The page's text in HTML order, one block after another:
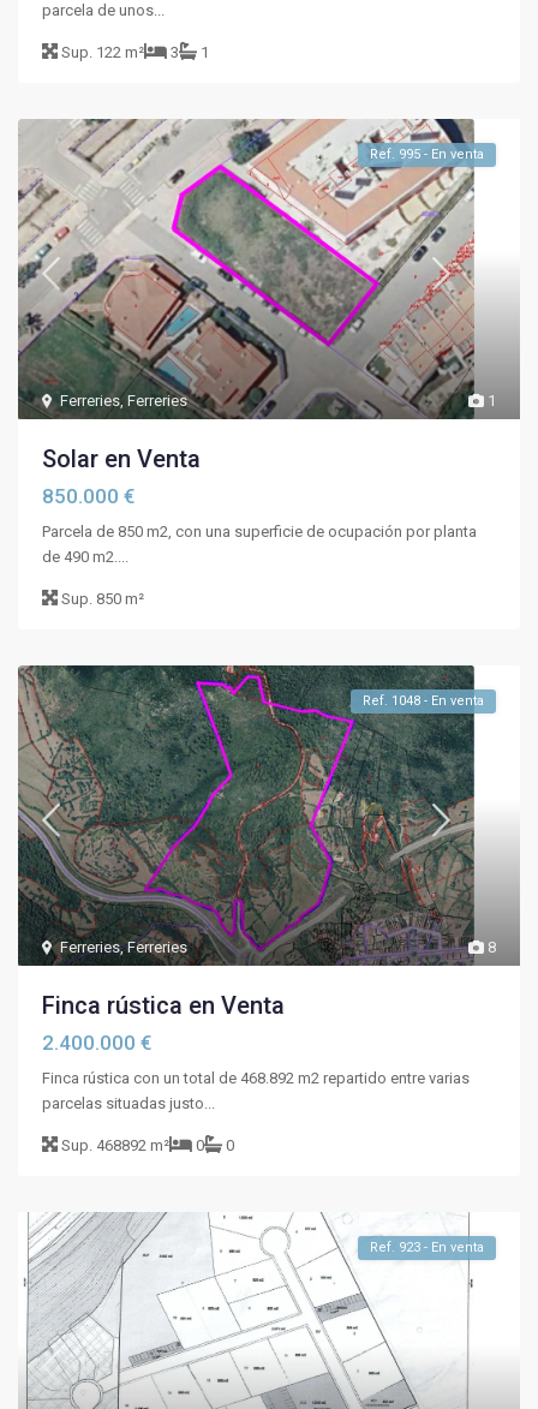
parcela de unos...
Sup. 122 m² 3 1
1
Ferreries,Ferreries
Ref. 995 - En venta
Solar en Venta
850.000 €
Parcela de 850 m2, con una superficie de ocupación por planta
de 490 m2....
Sup. 850 m²
8
Ferreries,Ferreries
Ref. 1048 - En venta
Finca rústica en Venta
2.400.000 €
Finca rústica con un total de 468.892 m2 repartido entre varias
parcelas situadas justo...
Sup. 468892 m² 0 0
Ref. 923 - En venta